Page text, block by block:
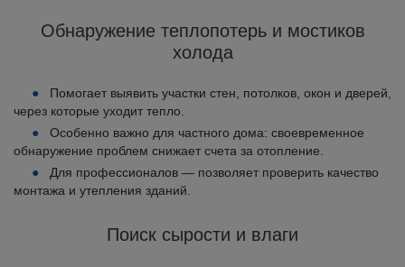
Обнаружение теплопотерь и мостиков
холода
Помогает выявить участки стен, потолков, окон и дверей,
через которые уходит тепло.
Особенно важно для частного дома: своевременное
обнаружение проблем снижает счета за отопление.
Для профессионалов — позволяет проверить качество
монтажа и утепления зданий.
Поиск сырости и влаги